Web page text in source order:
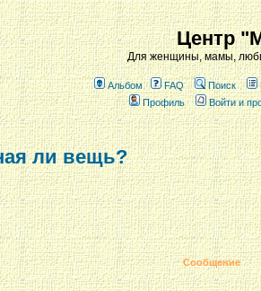
Центр
Для женщины, мамы,
Альбом FAQ Поиск
Профиль
Войти и
ли вещь?
Сообщение